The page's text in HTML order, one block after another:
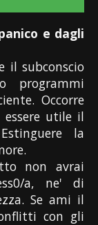
e dagli
il subconscio
programmi
Occorre
utile il
la
non avrai
a, ne' di
Se ami il
con gli